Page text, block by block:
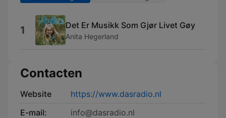
1 Det Er Musikk Som Gjør Livet Gøy
Anita Hegerland
Contacten
Website
https://www.dasradio.nl
E-mail:
info@dasradio.nl